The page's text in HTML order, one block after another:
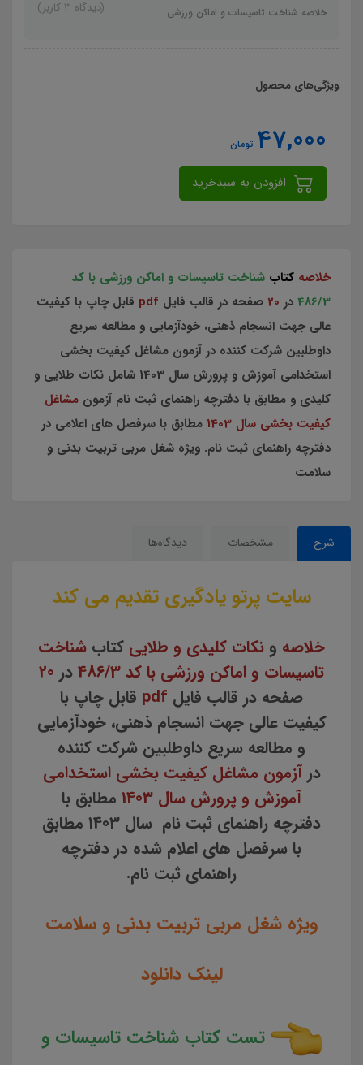
خلاصه شناخت تاسیسات و اماکن ورزشی (دیدگاه 3 کاربر)
ویژگی‌های محصول
47,000 تومان
خلاصه کتاب شناخت تاسیسات و اماکن ورزشی با کد
486/3 در 20 صفحه در قالب فایل pdf قابل چاپ با کیفیت
عالی جهت انسجام ذهنی، خودآزمایی و مطالعه سریع
داوطلبین شرکت کننده در آزمون مشاغل کیفیت بخشی
استخدامی آموزش و پرورش سال 1403 شامل نکات طلایی و
کلیدی و مطابق با دفترچه راهنمای ثبت نام آزمون مشاغل
کیفیت بخشی سال 1403
مطابق با سرفصل های اعلامی در
دفترچه راهنمای ثبت نام. ویژه شغل مربی تربیت بدنی و
سلامت
شرح مشخصات دیدگاه‌ها
سایت پرتو یادگیری تقدیم می کند
خلاصه و نکات کلیدی و طلایی کتاب شناخت
تاسیسات و اماکن ورزشی با کد 486/3
در 20
صفحه در قالب فایل pdf قابل چاپ با
کیفیت عالی جهت انسجام ذهنی، خودآزمایی
و مطالعه سریع داوطلبین شرکت کننده
در آزمون مشاغل کیفیت بخشی استخدامی
آموزش و پرورش سال 1403
مطابق با
دفترچه راهنمای ثبت نام سال 1403 مطابق
با سرفصل های اعلام شده در دفترچه
راهنمای ثبت نام.
ویژه شغل مربی تربیت بدنی و سلامت
لینک دانلود
تست کتاب شناخت تاسیسات و